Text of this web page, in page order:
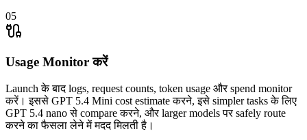
05
Usage Monitor करें
Launch के बाद logs, request counts, token usage और spend monitor
करें। इससे GPT 5.4 Mini cost estimate करने, इसे simpler tasks के लिए
GPT 5.4 nano से compare करने, और larger models पर safely route
करने का फैसला लेने में मदद मिलती है।